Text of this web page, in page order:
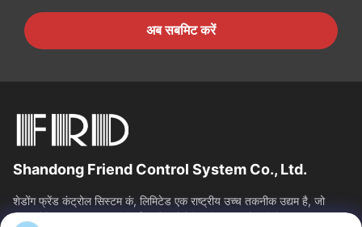
अब सबमिट करें
Shandong Friend Control System Co., Ltd.
शेडोंग फ्रेंड कंट्रोल सिस्टम कं, लिमिटेड एक राष्ट्रीय उच्च तकनीक उद्यम है, जो
इंस्ट्रूमेंटेशन आर एंड डी, विनिर्माण और औद्योगिक नियंत्रण सेवाओं में...